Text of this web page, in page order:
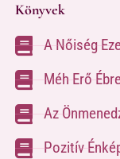
Könyvek
A Nőiség
Méh Erő
Az
Pozitív